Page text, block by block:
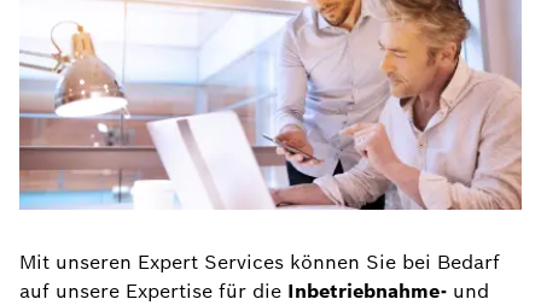
Mit unseren Expert Services können Sie bei Bedarf
auf unsere Expertise für die Inbetriebnahme- und